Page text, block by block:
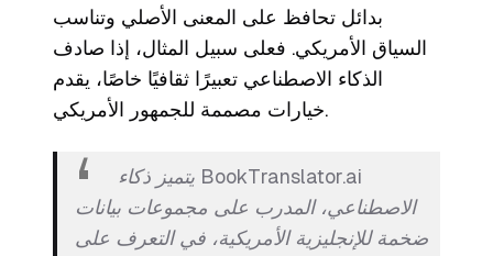
بدائل تحافظ على المعنى الأصلي وتناسب
السياق الأمريكي. فعلى سبيل المثال، إذا صادف
الذكاء الاصطناعي تعبيرًا ثقافيًا خاصًا، يقدم
خيارات مصممة للجمهور الأمريكي.
يتميز ذكاء BookTranslator.ai
الاصطناعي، المدرب على مجموعات بيانات
ضخمة للإنجليزية الأمريكية، في التعرف على